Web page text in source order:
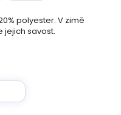
polyester. V zimě
jejich savost.